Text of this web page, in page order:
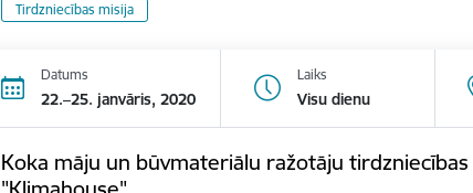
Tirdzniecības misija
Datums
22.–25. janvāris, 2020
Laiks
Visu dienu
Koka māju un būvmateriālu ražotāju tirdzniecības